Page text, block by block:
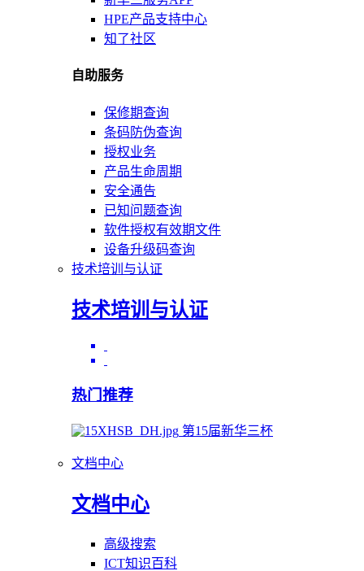
HPE产品支持中心
知了社区
自助服务
保修期查询
条码防伪查询
授权业务
产品生命周期
安全通告
已知问题查询
软件授权有效期文件
设备升级码查询
技术培训与认证
技术培训与认证
热门推荐
第15届新华三杯
文档中心
文档中心
高级搜索
ICT知识百科